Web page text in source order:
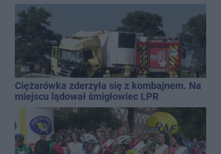
Ciężarówka zderzyła się z kombajnem. Na
miejscu lądował śmigłowiec LPR